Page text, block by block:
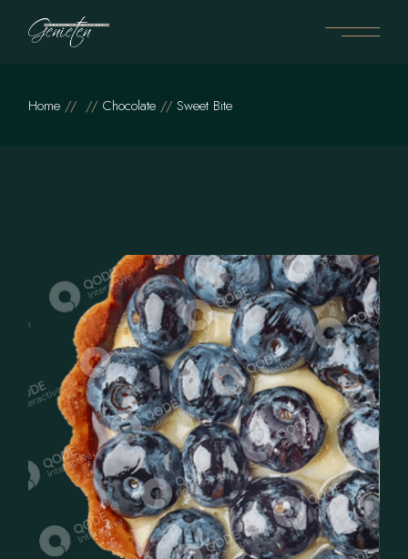
Home Chocolate Sweet Bite